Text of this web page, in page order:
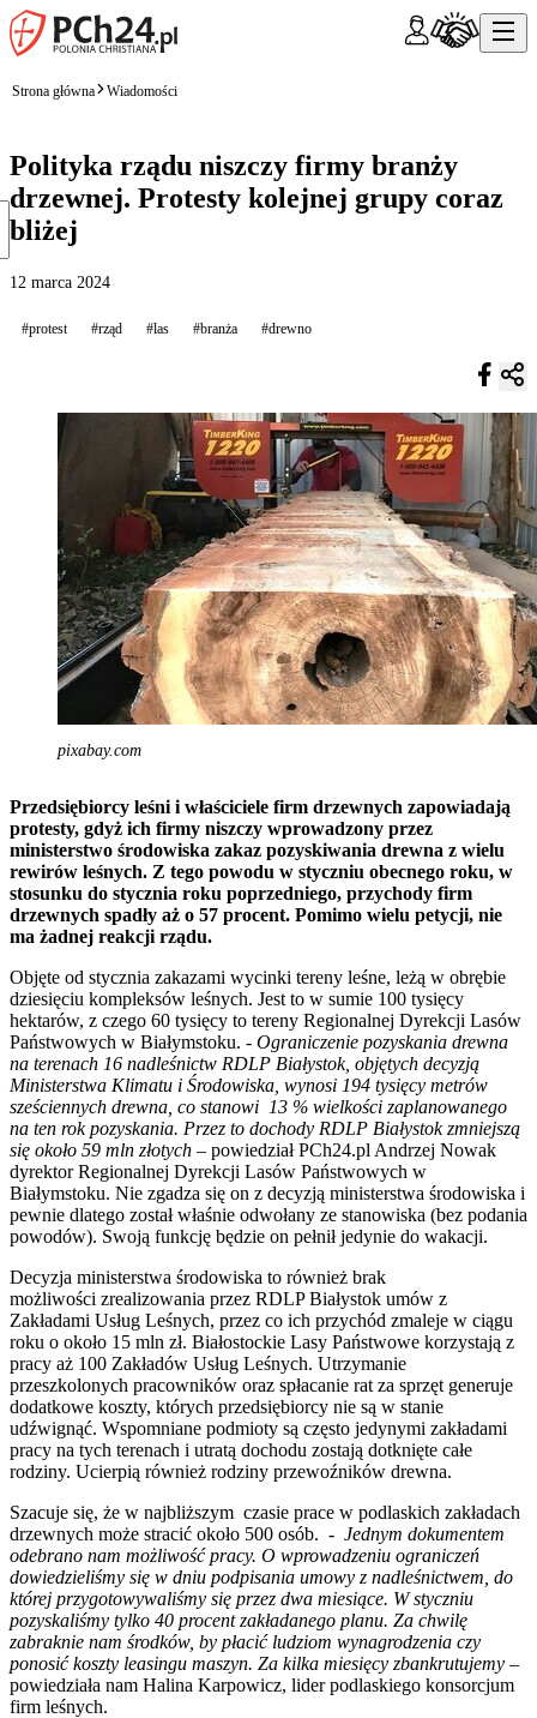
Strona główna Wiadomości
Polityka rządu niszczy firmy branży
drzewnej. Protesty kolejnej grupy coraz
bliżej
12 marca 2024
#protest #rząd #las #branża #drewno
pixabay.com
Przedsiębiorcy leśni i właściciele firm drzewnych zapowiadają
protesty, gdyż ich firmy niszczy wprowadzony przez
ministerstwo środowiska zakaz pozyskiwania drewna z wielu
rewirów leśnych. Z tego powodu w styczniu obecnego roku, w
stosunku do stycznia roku poprzedniego, przychody firm
drzewnych spadły aż o 57 procent. Pomimo wielu petycji, nie
ma żadnej reakcji rządu.
Objęte od stycznia zakazami wycinki tereny leśne, leżą w obrębie
dziesięciu kompleksów leśnych. Jest to w sumie 100 tysięcy
hektarów, z czego 60 tysięcy to tereny Regionalnej Dyrekcji Lasów
Państwowych w Białymstoku. - Ograniczenie pozyskania drewna
na terenach 16 nadleśnictw RDLP Białystok, objętych decyzją
Ministerstwa Klimatu i Środowiska, wynosi 194 tysięcy metrów
sześciennych drewna, co stanowi 13 % wielkości zaplanowanego
na ten rok pozyskania. Przez to dochody RDLP Białystok zmniejszą
się około 59 mln złotych – powiedział PCh24.pl Andrzej Nowak
dyrektor Regionalnej Dyrekcji Lasów Państwowych w
Białymstoku. Nie zgadza się on z decyzją ministerstwa środowiska i
pewnie dlatego został właśnie odwołany ze stanowiska (bez podania
powodów). Swoją funkcję będzie on pełnił jedynie do wakacji.
Decyzja ministerstwa środowiska to również brak
możliwości zrealizowania przez RDLP Białystok umów z
Zakładami Usług Leśnych, przez co ich przychód zmaleje w ciągu
roku o około 15 mln zł. Białostockie Lasy Państwowe korzystają z
pracy aż 100 Zakładów Usług Leśnych. Utrzymanie
przeszkolonych pracowników oraz spłacanie rat za sprzęt generuje
dodatkowe koszty, których przedsiębiorcy nie są w stanie
udźwignąć. Wspomniane podmioty są często jedynymi zakładami
pracy na tych terenach i utratą dochodu zostają dotknięte całe
rodziny. Ucierpią również rodziny przewoźników drewna.
Szacuje się, że w najbliższym czasie prace w podlaskich zakładach
drzewnych może stracić około 500 osób. - Jednym dokumentem
odebrano nam możliwość pracy. O wprowadzeniu ograniczeń
dowiedzieliśmy się w dniu podpisania umowy z nadleśnictwem, do
której przygotowywaliśmy się przez dwa miesiące. W styczniu
pozyskaliśmy tylko 40 procent zakładanego planu. Za chwilę
zabraknie nam środków, by płacić ludziom wynagrodzenia czy
ponosić koszty leasingu maszyn. Za kilka miesięcy zbankrutujemy –
powiedziała nam Halina Karpowicz, lider podlaskiego konsorcjum
firm leśnych.